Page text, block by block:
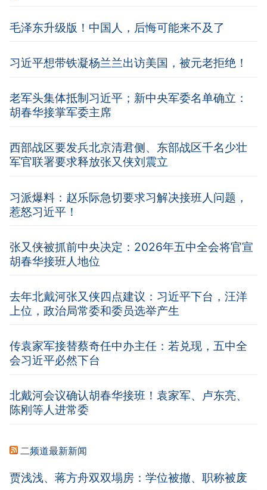
毛泽东升级版！中国人，后悔可能来不及了
习近平想带铁凝杨兰兰出访美国，被元老拒绝！
老军头集体抵制习近平；新中央军委名单确立：
胡春华接掌军委主席
西部战区要发兵北京清君侧、东部战区千名少壮
军官联署要求释放张又侠刘震立
习派爆料：赵乐际急切要求习解决接班人问题，
惹怒习近平！
张又侠被抓前中央决定：2026年五中全会将官宣
胡春华接班人地位
去年北戴河张又侠四点建议：习近平下台，汪洋
上位，政治局常委和委员选举产生
传袁家军接替蔡奇任中办主任：若兑现，五中全
会习近平必然下台
北戴河会议确认胡春华接班！袁家军、卢东亮、
陈刚等人进常委
二频道最新新闻
贾浅浅、蒋方舟双双塌房：学位被撤、职称被废